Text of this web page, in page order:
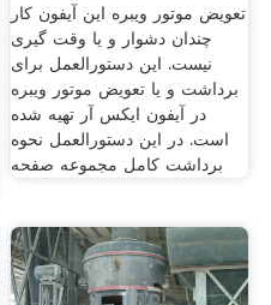
تعویض موتور ویبره این آیفون کار
چندان دشوار و یا وقت گیری
نیست. این دستورالعمل برای
برداشت و یا تعویض موتور ویبره
در آیفون ایکس آر تهیه شده
است. در این دستورالعمل نحوه
برداشت کامل مجموعه صفحه